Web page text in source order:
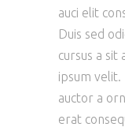
auci elit
Duis sed
cursus a sit
ipsum velit.
auctor a
erat